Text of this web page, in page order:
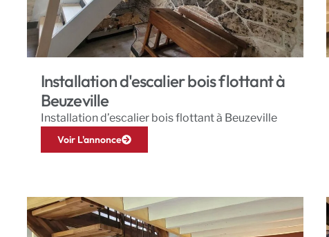
Installation d'escalier bois flottant à
Beuzeville
Installation d’escalier bois flottant à Beuzeville
Voir L'annonce